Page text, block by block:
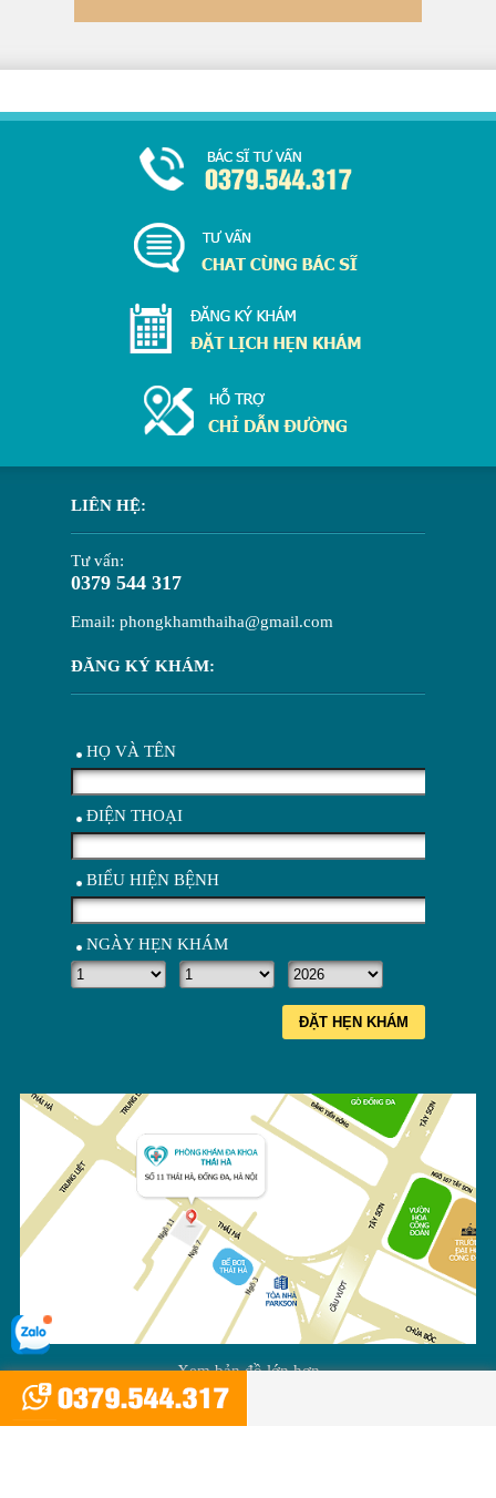
LIÊN HỆ:
Tư vấn:
0379 544 317
Email: phongkhamthaiha@gmail.com
ĐĂNG KÝ KHÁM:
HỌ VÀ TÊN
ĐIỆN THOẠI
BIỂU HIỆN BỆNH
NGÀY HẸN KHÁM
ĐẶT HẸN KHÁM
Xem bản đồ lớn hơn
BẢN QUYỀN THUỘC VỀ PHÒNG